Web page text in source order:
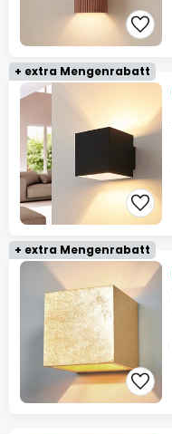
+ extra Mengenrabatt
+ extra Mengenrabatt